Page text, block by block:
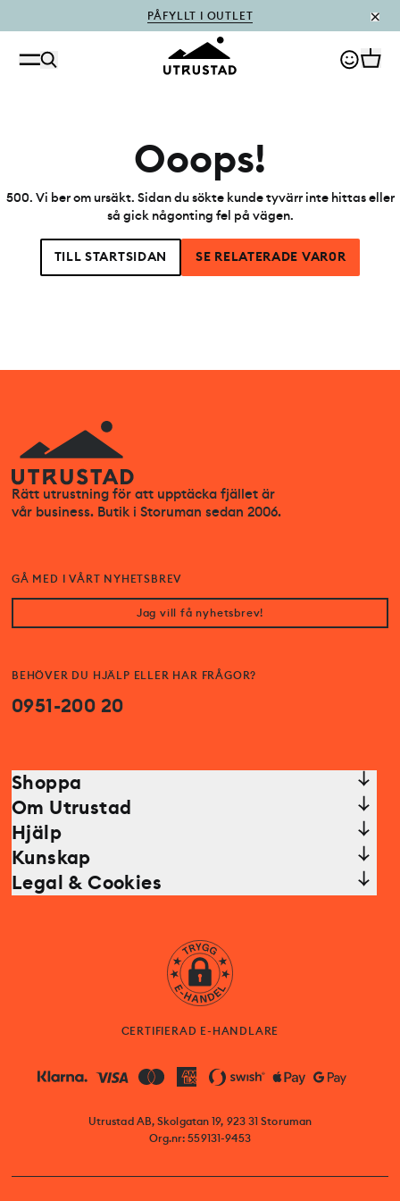
PÅFYLLT I OUTLET
Ooops!
500. Vi ber om ursäkt. Sidan du sökte kunde tyvärr inte hittas eller
så gick någonting fel på vägen.
TILL STARTSIDAN SE RELATERADE VAR0R
Rätt utrustning för att upptäcka fjället är
vår business. Butik i Storuman sedan 2006.
BEHÖVER DU HJÄLP ELLER HAR FRÅGOR?
0951-200 20
GÅ MED I VÅRT NYHETSBREV
Jag vill få nyhetsbrev!
Shoppa
Om Utrustad
Hjälp
Kunskap
Legal & Cookies
CERTIFIERAD E-HANDLARE
Utrustad AB, Skolgatan 19, 923 31 Storuman
Org.nr: 559131-9453